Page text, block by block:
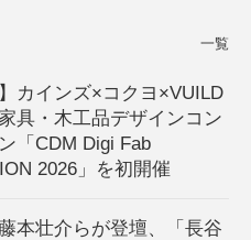
一覧
】カインズ×コクヨ×VUILD
具・木工品デザインコン
「CDM Digi Fab
2026」を初開催
本壮介らが登壇、「長谷